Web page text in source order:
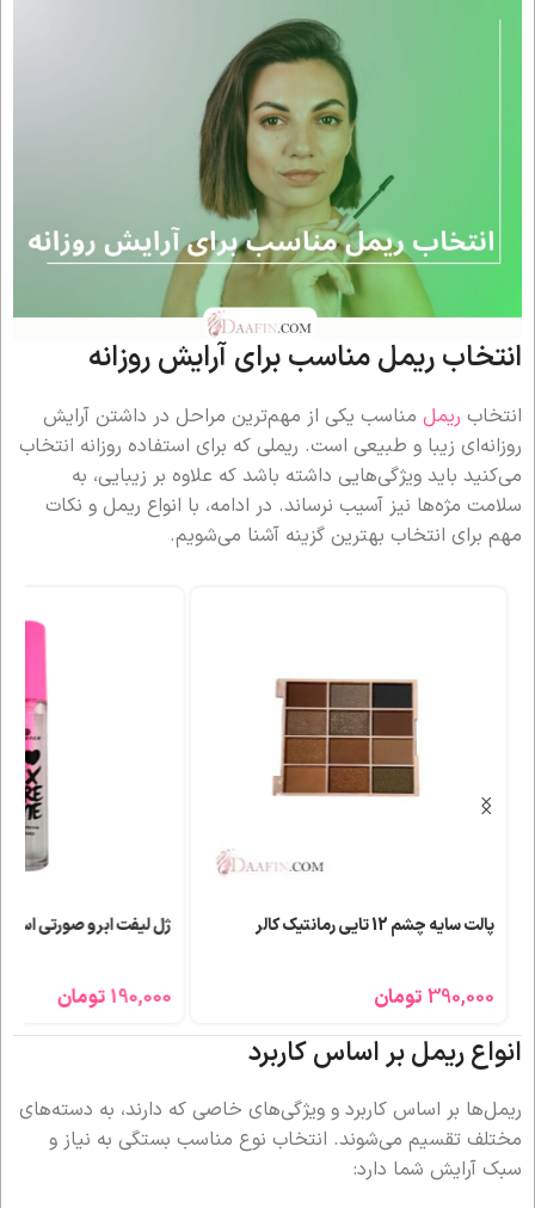
انتخاب ریمل مناسب برای آرایش روزانه
انتخاب ریمل مناسب یکی از مهم‌ترین مراحل در داشتن آرایش
روزانه‌ای زیبا و طبیعی است. ریملی که برای استفاده روزانه انتخاب
می‌کنید باید ویژگی‌هایی داشته باشد که علاوه بر زیبایی، به
سلامت مژه‌ها نیز آسیب نرساند. در ادامه، با انواع ریمل و نکات
مهم برای انتخاب بهترین گزینه آشنا می‌شویم.
پالت سایه چشم 12 تایی رمانتیک کالر
390,000 تومان
ژل لیفت ابرو صورتی
190,000 تومان
انواع ریمل بر اساس کاربرد
ریمل‌ها بر اساس کاربرد و ویژگی‌های خاصی که دارند، به دسته‌های
مختلف تقسیم می‌شوند. انتخاب نوع مناسب بستگی به نیاز و
سبک آرایش شما دارد: